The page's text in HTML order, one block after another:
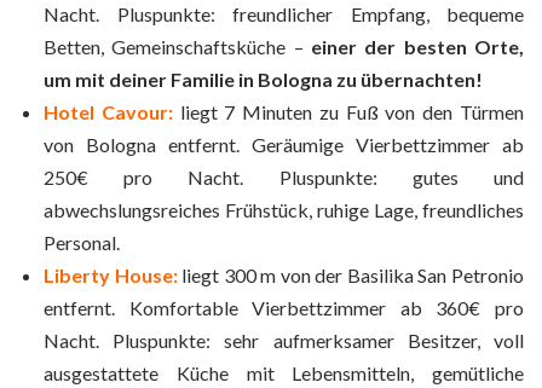
Nacht. Pluspunkte: freundlicher Empfang, bequeme
Betten, Gemeinschaftsküche – einer der besten Orte,
um mit deiner Familie in Bologna zu übernachten!
Hotel Cavour:liegt 7 Minuten zu Fuß von den Türmen
von Bologna entfernt. Geräumige Vierbettzimmer ab
250€ pro Nacht. Pluspunkte: gutes und
abwechslungsreiches Frühstück, ruhige Lage, freundliches
Personal.
Liberty House:liegt 300 m von der Basilika San Petronio
entfernt. Komfortable Vierbettzimmer ab 360€ pro
Nacht. Pluspunkte: sehr aufmerksamer Besitzer, voll
ausgestattete Küche mit Lebensmitteln, gemütliche